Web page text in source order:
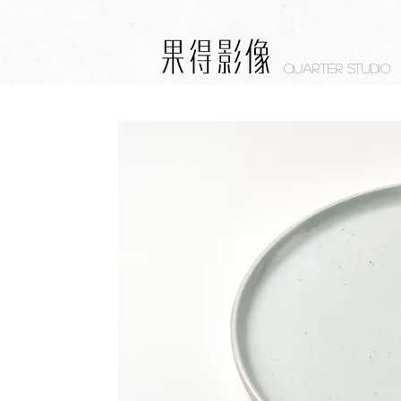
Quarter studio